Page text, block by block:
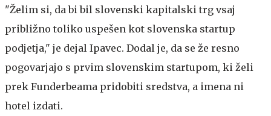
"Želim si, da bi bil slovenski kapitalski trg vsaj
približno toliko uspešen kot slovenska startup
podjetja," je dejal Ipavec. Dodal je, da se že resno
pogovarjajo s prvim slovenskim startupom, ki želi
prek Funderbeama pridobiti sredstva, a imena ni
hotel izdati.